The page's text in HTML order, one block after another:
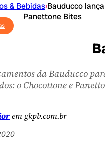
& Bebidas›Bauducco
Panettone Bites
da Bauducco
o Chocottone e
em gkpb.com.br